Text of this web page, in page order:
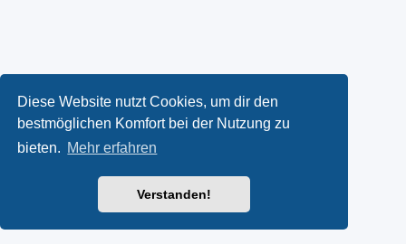
Diese Website nutzt Cookies, um dir den
bestmöglichen Komfort bei der Nutzung zu
bieten. Mehr erfahren
Verstanden!